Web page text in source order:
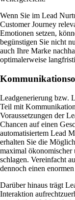
Wenn Sie im Lead
Customer Journey
Emotionen setzen,
begünstigen Sie nicht
auch Ihre Marke
optimalerweise
Leadgenerierung bzw.
Teil mit
Voraussetzungen der
Chancen auf einen
automatisiertem Lead
erhalten Sie die
maximal
schlagen. Vereinfacht
dennoch einen
Darüber hinaus trägt
Interaktion